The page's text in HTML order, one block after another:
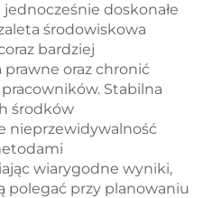
doskonałe
środowiskowa
bardziej
oraz chronić
Stabilna
środków
nieprzewidywalność
wiarygodne wyniki,
polegać przy planowaniu